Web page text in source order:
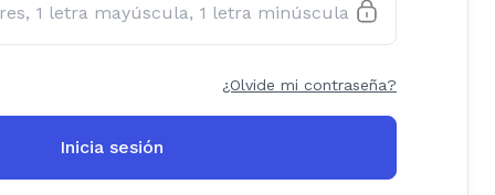
¿Olvide mi contraseña?